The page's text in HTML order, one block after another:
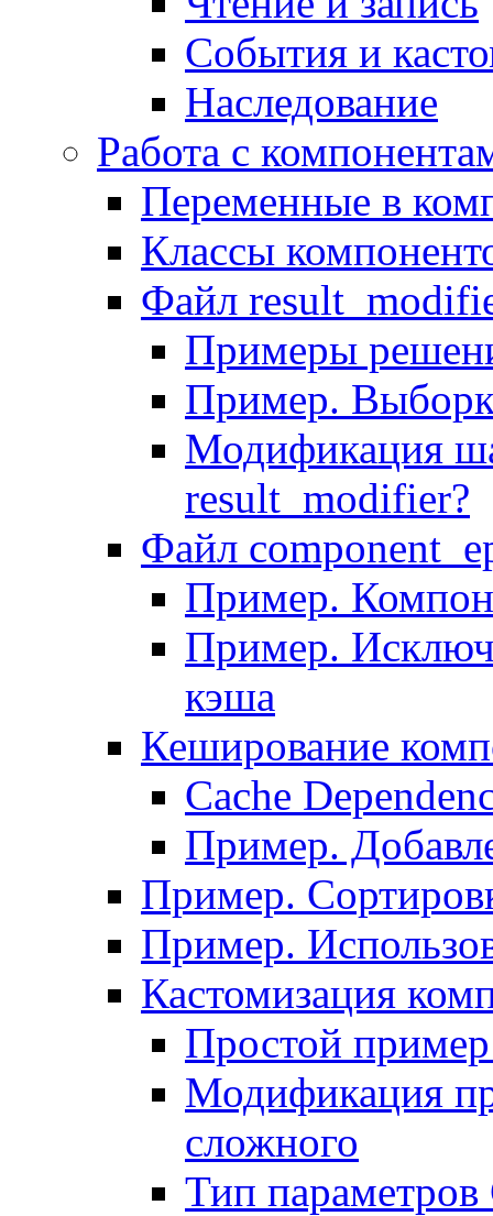
События и
Наследование
Работа с
Переменные в
Классы
Файл
Примеры
Пример.
Модификация
result_modifier?
Файл
Пример.
Пример.
кэша
Кеширование
Сache
Пример.
Пример.
Пример.
Кастомизация
Простой
Модификация
сложного
Тип